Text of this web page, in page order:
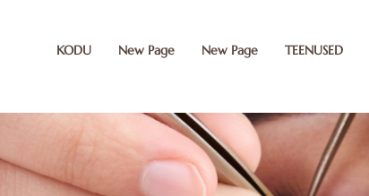
KODU New Page New Page TEENUSED